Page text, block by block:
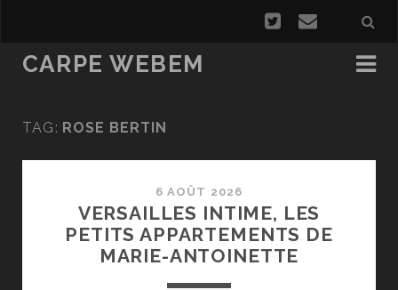
CARPE WEBEM
TAG: ROSE BERTIN
6 AOÛT 2026
VERSAILLES INTIME, LES
PETITS APPARTEMENTS DE
MARIE-ANTOINETTE